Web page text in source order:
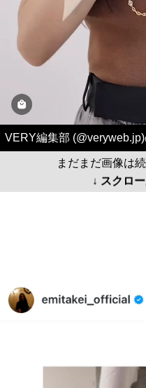
VERY編集部
まだまだ画像は
↓ スクロ